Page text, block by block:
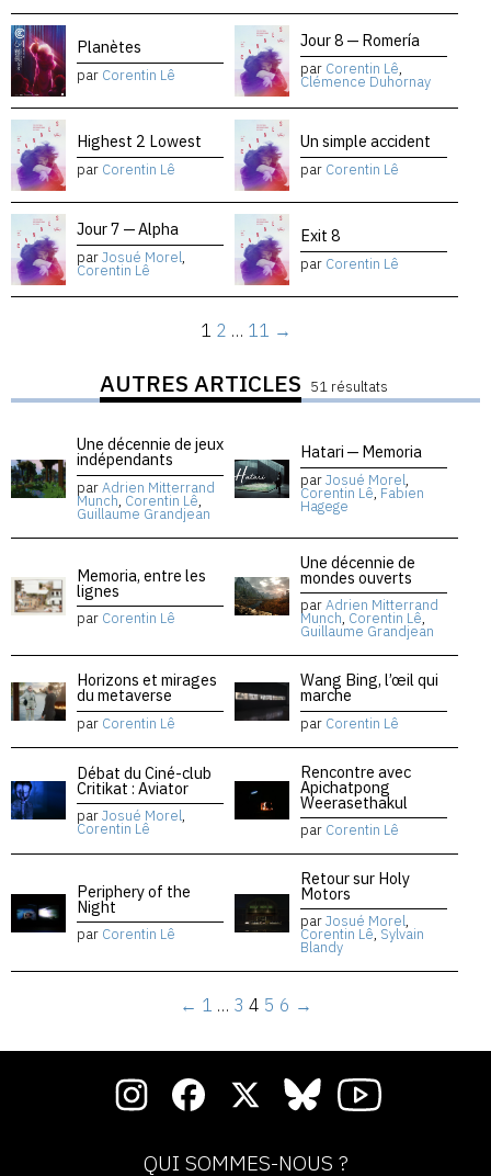
Planètes
par Corentin Lê
Jour 8 — Romería
par Corentin Lê,
Clémence Duhornay
Highest 2 Lowest
par Corentin Lê
Un simple accident
par Corentin Lê
Jour 7 — Alpha
parJosué Morel,
Corentin Lê
Exit 8
par Corentin Lê
1 2 … 11 →
AUTRES ARTICLES 51 résultats
Une décennie de jeux
indépendants
parAdrien Mitterrand
Munch, Corentin Lê,
Guillaume Grandjean
Hatari — Memoria
parJosué Morel,
Corentin Lê, Fabien
Hagege
Memoria, entre les
lignes
par Corentin Lê
Une décennie de
mondes ouverts
parAdrien Mitterrand
Munch, Corentin Lê,
Guillaume Grandjean
Horizons et mirages
du metaverse
par Corentin Lê
Wang Bing, l’œil qui
marche
par Corentin Lê
Débat du Ciné-club
Critikat : Aviator
parJosué Morel,
Corentin Lê
Rencontre avec
Apichatpong
Weerasethakul
par Corentin Lê
Periphery of the
Night
par Corentin Lê
Retour sur Holy
Motors
parJosué Morel,
Corentin Lê, Sylvain
Blandy
← 1 … 3 4 5 6 →
QUI SOMMES-NOUS ?